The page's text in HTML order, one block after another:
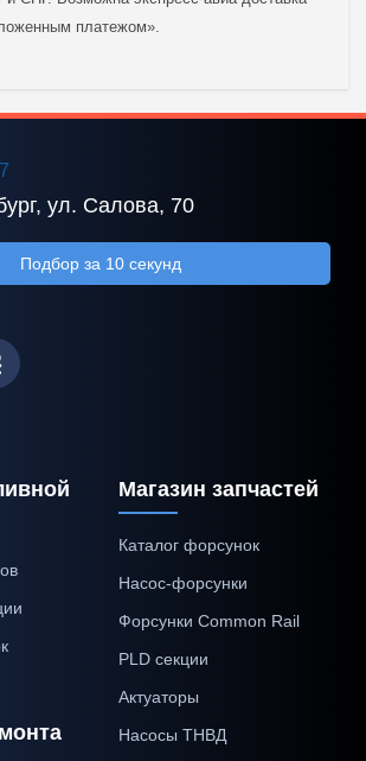
платежом».
ул. Салова, 70
Подбор за 10 секунд
Магазин запчастей
Каталог форсунок
Насос-форсунки
Форсунки Common Rail
PLD секции
Актуаторы
Насосы ТНВД